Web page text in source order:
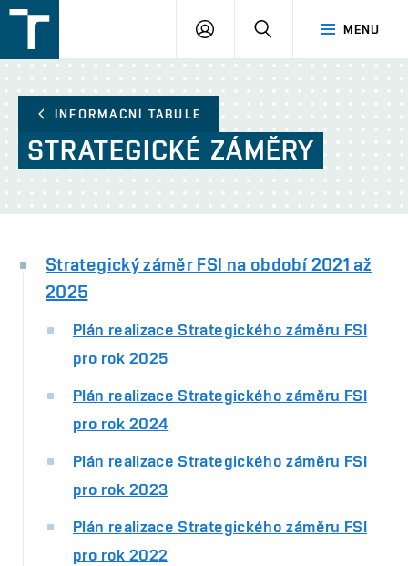
v
Brně
MENU
PŘIHLÁŠENÍ
INFORMAČNÍ TABULE
STRATEGICKÉ ZÁMĚRY
Strategický záměr FSI na období 2021 až
2025
Plán realizace Strategického záměru FSI
pro rok 2025
Plán realizace Strategického záměru FSI
pro rok 2024
Plán realizace Strategického záměru FSI
pro rok 2023
Plán realizace Strategického záměru FSI
pro rok 2022